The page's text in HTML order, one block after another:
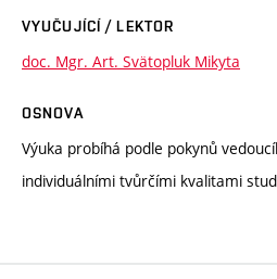
VYUČUJÍCÍ / LEKTOR
doc. Mgr. Art. Svätopluk Mikyta
OSNOVA
Výuka probíhá podle pokynů
individuálními tvůrčími kvalitami